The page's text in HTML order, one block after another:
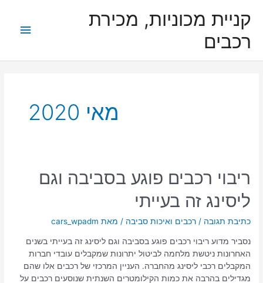
לתוכןקניית מכוניות, מכירת
רכבים
ראשי
מאי 2020
ריבוי רכבים פוגע בסביבה וגם
ליסינג זה בעייתי
כתיבת תגובה /רכבים ואיכות סביבה / מאת cars_wpadm
נסביר מדוע ריבוי רכבים פוגע בסביבה וגם ליסינג זה בעייתי בשנים
האחרונות ניטשת מלחמה לביטול יתרונות שמקבלים עובדי חברות
המקבלים רכבי ליסינג מהחברה. העניין המרכזי של רכבים אלו שהם
מגדילים בהרבה את כמות הקילומטרים השנתית שנוסעים רכבים על
ריבוי
רכבים
פוגע
בסביבה
וגם
זה
בעייתי